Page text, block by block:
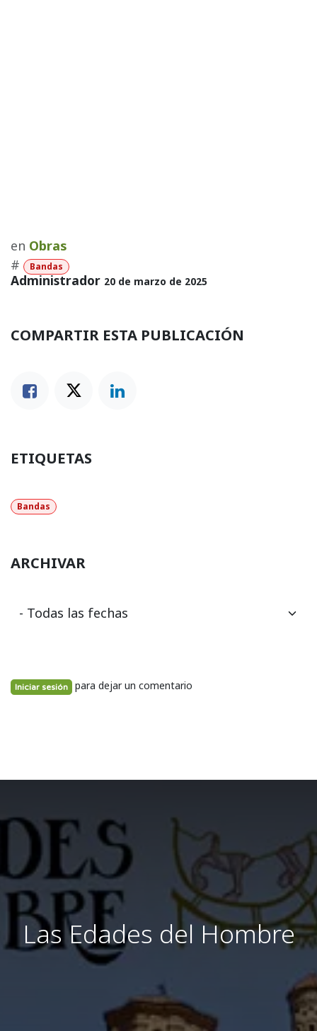
en Obras
#
Bandas
Administrador 20 de marzo de 2025
COMPARTIR ESTA PUBLICACIÓN
ETIQUETAS
Bandas
ARCHIVAR
Iniciar sesión para dejar un comentario
Las Edades del Hombre